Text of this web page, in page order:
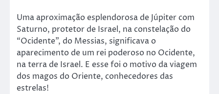
Uma aproximação esplendorosa de Júpiter com
Saturno, protetor de Israel, na constelação do
“Ocidente”, do Messias, significava o
aparecimento de um rei poderoso no Ocidente,
na terra de Israel. E esse foi o motivo da viagem
dos magos do Oriente, conhecedores das
estrelas!